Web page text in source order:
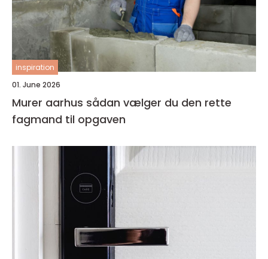
inspiration
01. June 2026
Murer aarhus sådan vælger du den rette
fagmand til opgaven